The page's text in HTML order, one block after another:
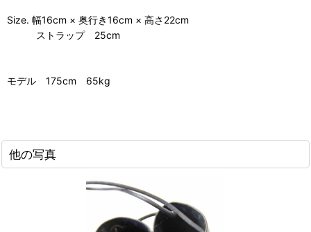
Size. 幅16cm × 奥行き16cm × 高さ22cm
ストラップ 25cm
モデル 175cm 65kg
他の写真